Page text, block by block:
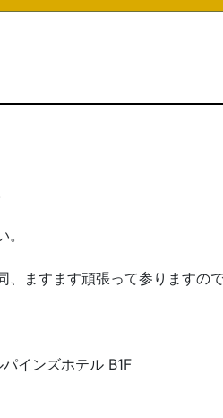
ますます頑張って参りますの
インズホテル B1F